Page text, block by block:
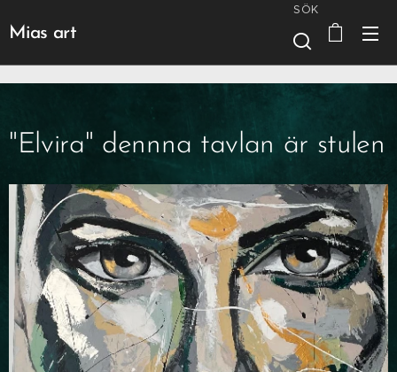
Mias art
SÖK
"Elvira" dennna tavlan är stulen